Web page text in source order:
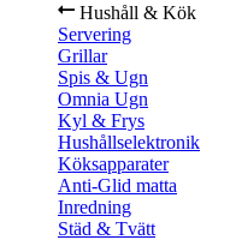
Hushåll & Kök
Servering
Grillar
Spis & Ugn
Omnia Ugn
Kyl & Frys
Hushållselektronik
Köksapparater
Anti-Glid matta
Inredning
Städ & Tvätt